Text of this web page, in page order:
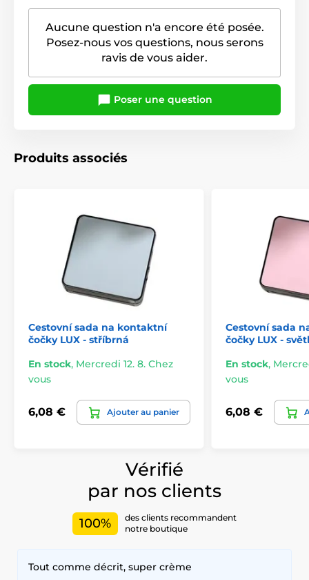
Aucune question n'a encore été posée.
Posez-nous vos questions, nous serons
ravis de vous aider.
Poser une question
Produits associés
Cestovní sada na kontaktní
čočky LUX - stříbrná
En stock, Mercredi 12. 8. Chez
vous
6,08 € Ajouter au panier
Cestovní sada
čočky LUX -
En stock,
vous
6,08 €
Vérifié
par nos clients
100%
des clients recommandent
notre boutique
Tout comme décrit, super crème